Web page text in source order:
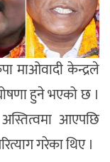
माओवादी केन्द्रले
हुने भएको छ ।
आएपछि
गरेका थिए ।